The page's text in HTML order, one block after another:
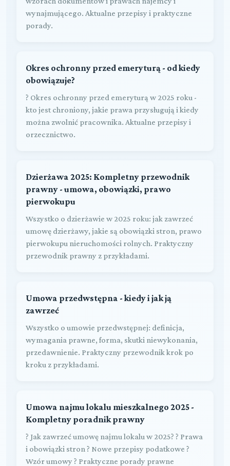
wynajmującego. Aktualne przepisy i praktyczne
porady.
Okres ochronny przed emeryturą - od kiedy
obowiązuje?
? Okres ochronny przed emeryturą w 2025 roku -
kto jest chroniony, jakie prawa przysługują i kiedy
można zwolnić pracownika. Aktualne przepisy i
orzecznictwo.
Dzierżawa 2025: Kompletny przewodnik
prawny - umowa, obowiązki, prawo
pierwokupu
Wszystko o dzierżawie w 2025 roku: jak zawrzeć
umowę dzierżawy, jakie są obowiązki stron, prawo
pierwokupu nieruchomości rolnych. Praktyczny
przewodnik prawny z przykładami.
Umowa przedwstępna - kiedy i jak ją
zawrzeć
Wszystko o umowie przedwstępnej: definicja,
wymagania prawne, forma, skutki niewykonania,
przedawnienie. Praktyczny przewodnik krok po
kroku z przykładami.
Umowa najmu lokalu mieszkalnego 2025 -
Kompletny poradnik prawny
? Jak zawrzeć umowę najmu lokalu w 2025? ? Prawa
i obowiązki stron ? Nowe przepisy podatkowe ?
Wzór umowy ? Praktyczne porady prawne